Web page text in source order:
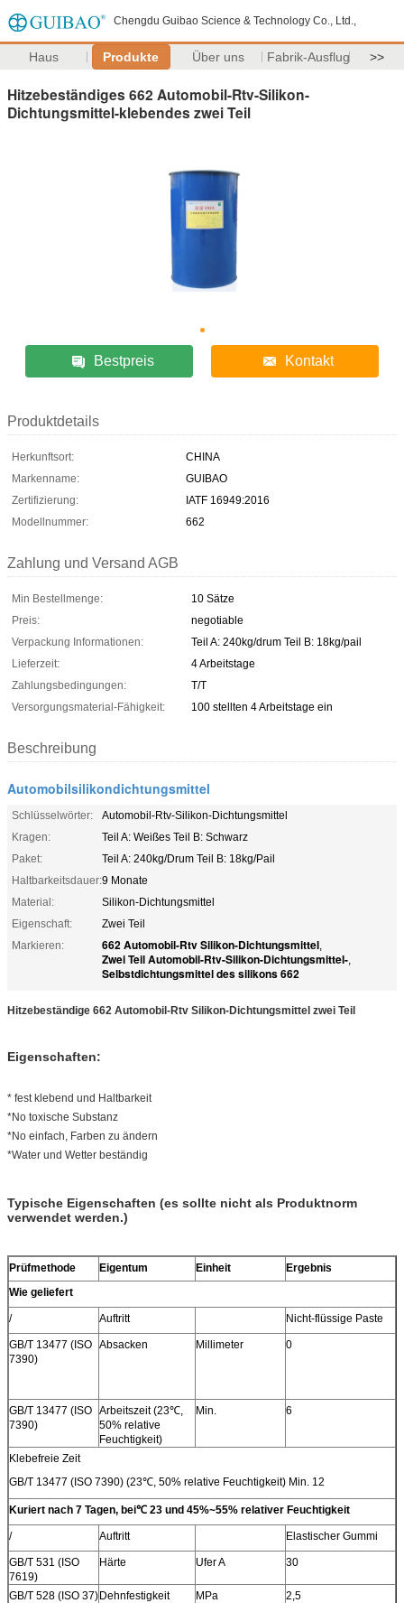
Chengdu Guibao Science & Technology Co., Ltd.,
Haus Produkte Über uns Fabrik-Ausflug >>
Hitzebeständiges 662 Automobil-Rtv-Silikon-
Dichtungsmittel-klebendes zwei Teil
Bestpreis Kontakt
Produktdetails
Herkunftsort:
CHINA
Markenname:
GUIBAO
Zertifizierung:
IATF 16949:2016
Modellnummer:
662
Zahlung und Versand AGB
Min Bestellmenge:
10 Sätze
Preis:
negotiable
Verpackung Informationen:
Teil A: 240kg/drum Teil B: 18kg/pail
Lieferzeit:
4 Arbeitstage
Zahlungsbedingungen:
T/T
Versorgungsmaterial-Fähigkeit:
100 stellten 4 Arbeitstage ein
Beschreibung
Automobilsilikondichtungsmittel
Schlüsselwörter:
Automobil-Rtv-Silikon-Dichtungsmittel
Kragen:
Teil A: Weißes Teil B: Schwarz
Paket:
Teil A: 240kg/Drum Teil B: 18kg/Pail
Haltbarkeitsdauer:9 Monate
Material:
Silikon-Dichtungsmittel
Eigenschaft:
Zwei Teil
Markieren:
662 Automobil-Rtv Silikon-Dichtungsmittel,
Zwei Teil Automobil-Rtv-Silikon-Dichtungsmittel-,
Selbstdichtungsmittel des silikons 662
Hitzebeständige 662 Automobil-Rtv Silikon-Dichtungsmittel zwei Teil
Eigenschaften:
* fest klebend und Haltbarkeit
*No toxische Substanz
*No einfach, Farben zu ändern
*Water und Wetter beständig
Typische Eigenschaften (es sollte nicht als Produktnorm
verwendet werden.)
Prüfmethode Eigentum Einheit
Ergebnis
Wie geliefert
/ Auftritt Nicht-flüssige Paste
GB/T 13477 (ISO
7390)
Absacken Millimeter 0
GB/T 13477 (ISO
7390)
Arbeitszeit (23℃,
50% relative
Feuchtigkeit)
Min. 6
Klebefreie Zeit
GB/T 13477 (ISO 7390) (23℃, 50% relative Feuchtigkeit) Min. 12
Kuriert nach 7 Tagen, bei℃ 23 und 45%~55% relativer Feuchtigkeit
/ Auftritt Elastischer Gummi
GB/T 531 (ISO
7619)
Härte Ufer A 30
GB/T 528 (ISO 37)Dehnfestigkeit MPa 2,5